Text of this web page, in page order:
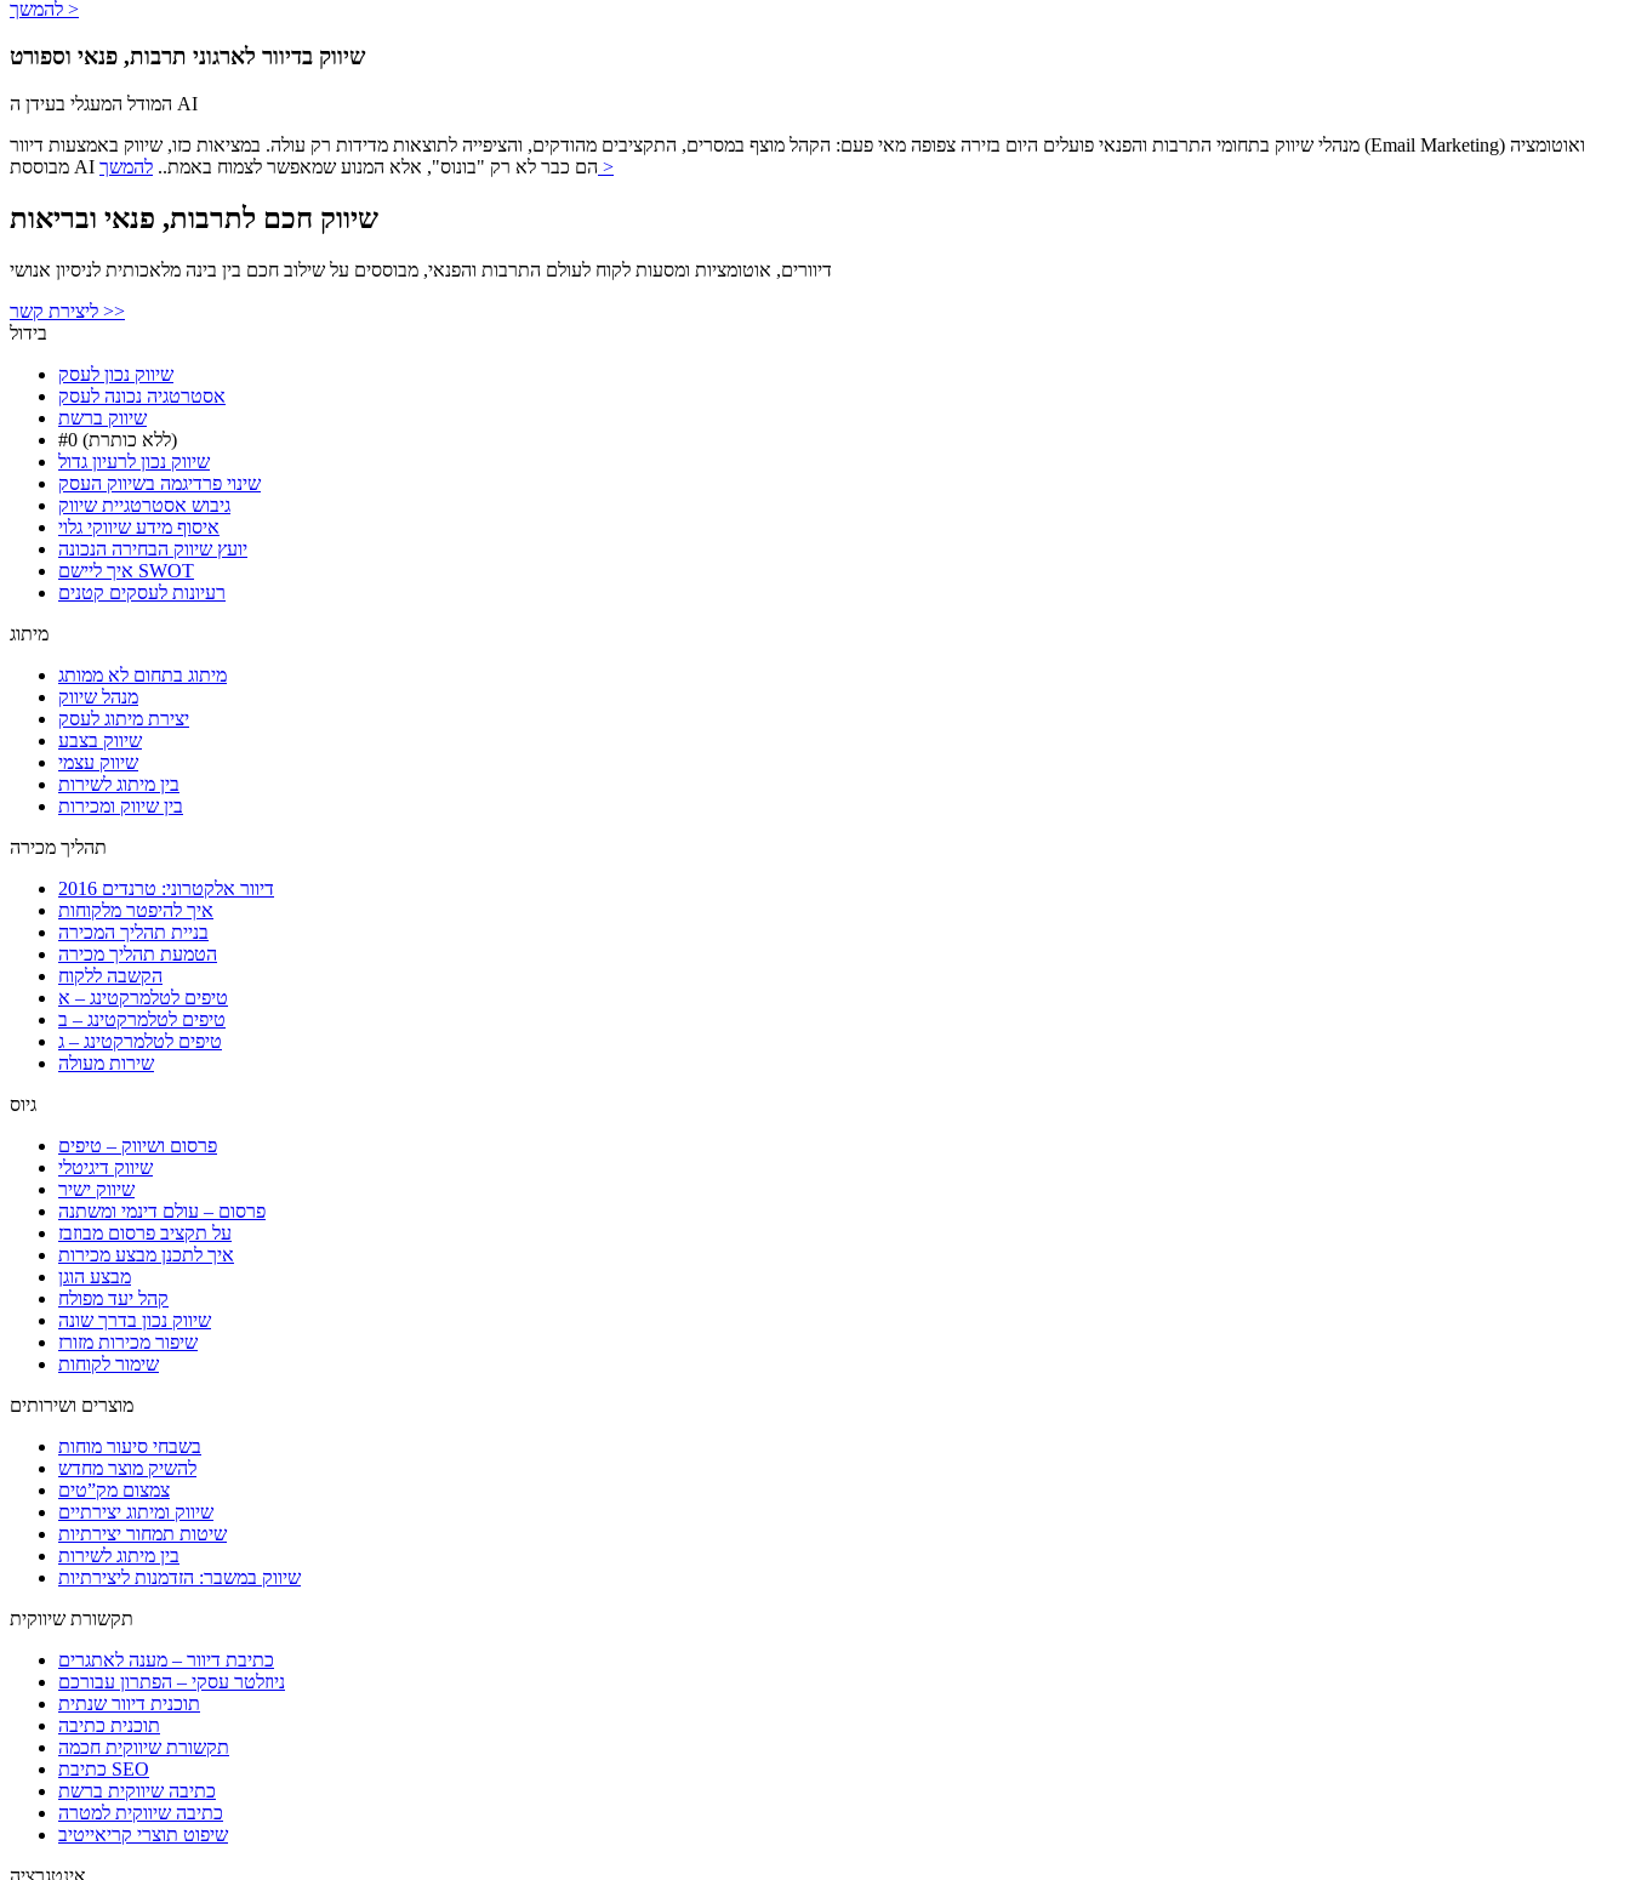
להמשך >
שיווק בדיוור לארגוני תרבות, פנאי וספורט
המודל המעגלי בעידן ה AI
מנהלי שיווק בתחומי התרבות והפנאי פועלים היום בזירה צפופה מאי פעם: הקהל מוצף במסרים, התקציבים מהודקים, והציפייה לתוצאות מדידות רק עולה. במציאות כזו, שיווק באמצעות דיוור (Email Marketing) ואוטומציה
מבוססת AI הם כבר לא רק "בונוס", אלא המנוע שמאפשר לצמוח באמת.. להמשך >
שיווק חכם לתרבות, פנאי ובריאות
דיוורים, אוטומציות ומסעות לקוח לעולם התרבות והפנאי, מבוססים על שילוב חכם בין בינה מלאכותית לניסיון אנושי
ליצירת קשר >>
בידול
שיווק נכון לעסק
אסטרטגיה נכונה לעסק
שיווק ברשת
#0 (ללא כותרת)
שיווק נכון לרעיון גדול
שינוי פרדיגמה בשיווק העסק
גיבוש אסטרטגיית שיווק
איסוף מידע שיווקי גלוי
יועץ שיווק הבחירה הנכונה
איך ליישם SWOT
רעיונות לעסקים קטנים
מיתוג
מיתוג בתחום לא ממותג
מנהל שיווק
יצירת מיתוג לעסק
שיווק בצבע
שיווק עצמי
בין מיתוג לשירות
בין שיווק ומכירות
תהליך מכירה
דיוור אלקטרוני: טרנדים 2016
איך להיפטר מלקוחות
בניית תהליך המכירה
הטמעת תהליך מכירה
הקשבה ללקוח
טיפים לטלמרקטינג – א
טיפים לטלמרקטינג – ב
טיפים לטלמרקטינג – ג
שירות מעולה
גיוס
פרסום ושיווק – טיפים
שיווק דיגיטלי
שיווק ישיר
פרסום – עולם דינמי ומשתנה
על תקציב פרסום מבוזבז
איך לתכנן מבצע מכירות
מבצע הוגן
קהל יעד מפולח
שיווק נכון בדרך שונה
שיפור מכירות מזורז
שימור לקוחות
מוצרים ושירותים
בשבחי סיעור מוחות
להשיק מוצר מחדש
צמצום מק”טים
שיווק ומיתוג יצירתיים
שיטות תמחור יצירתיות
בין מיתוג לשירות
שיווק במשבר: הזדמנות ליצירתיות
תקשורת שיווקית
כתיבת דיוור – מענה לאתגרים
ניוזלטר עסקי – הפתרון עבורכם
תוכנית דיוור שנתית
תוכנית כתיבה
תקשורת שיווקית חכמה
כתיבת SEO
כתיבה שיווקית ברשת
כתיבה שיווקית למטרה
שיפוט תוצרי קריאייטיב
אינטגרציה